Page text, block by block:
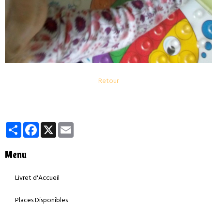
Retour
PartagerFacebook
X
Menu
Livret d'Accueil
Places Disponibles